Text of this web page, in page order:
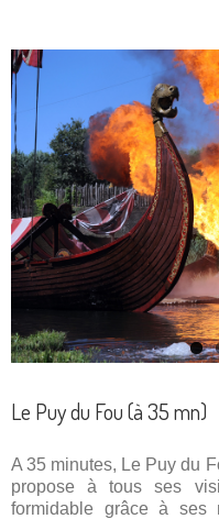
Le Puy du Fou (à 35 mn)
A 35 minutes, Le Puy du
propose à tous ses
formidable grâce à ses